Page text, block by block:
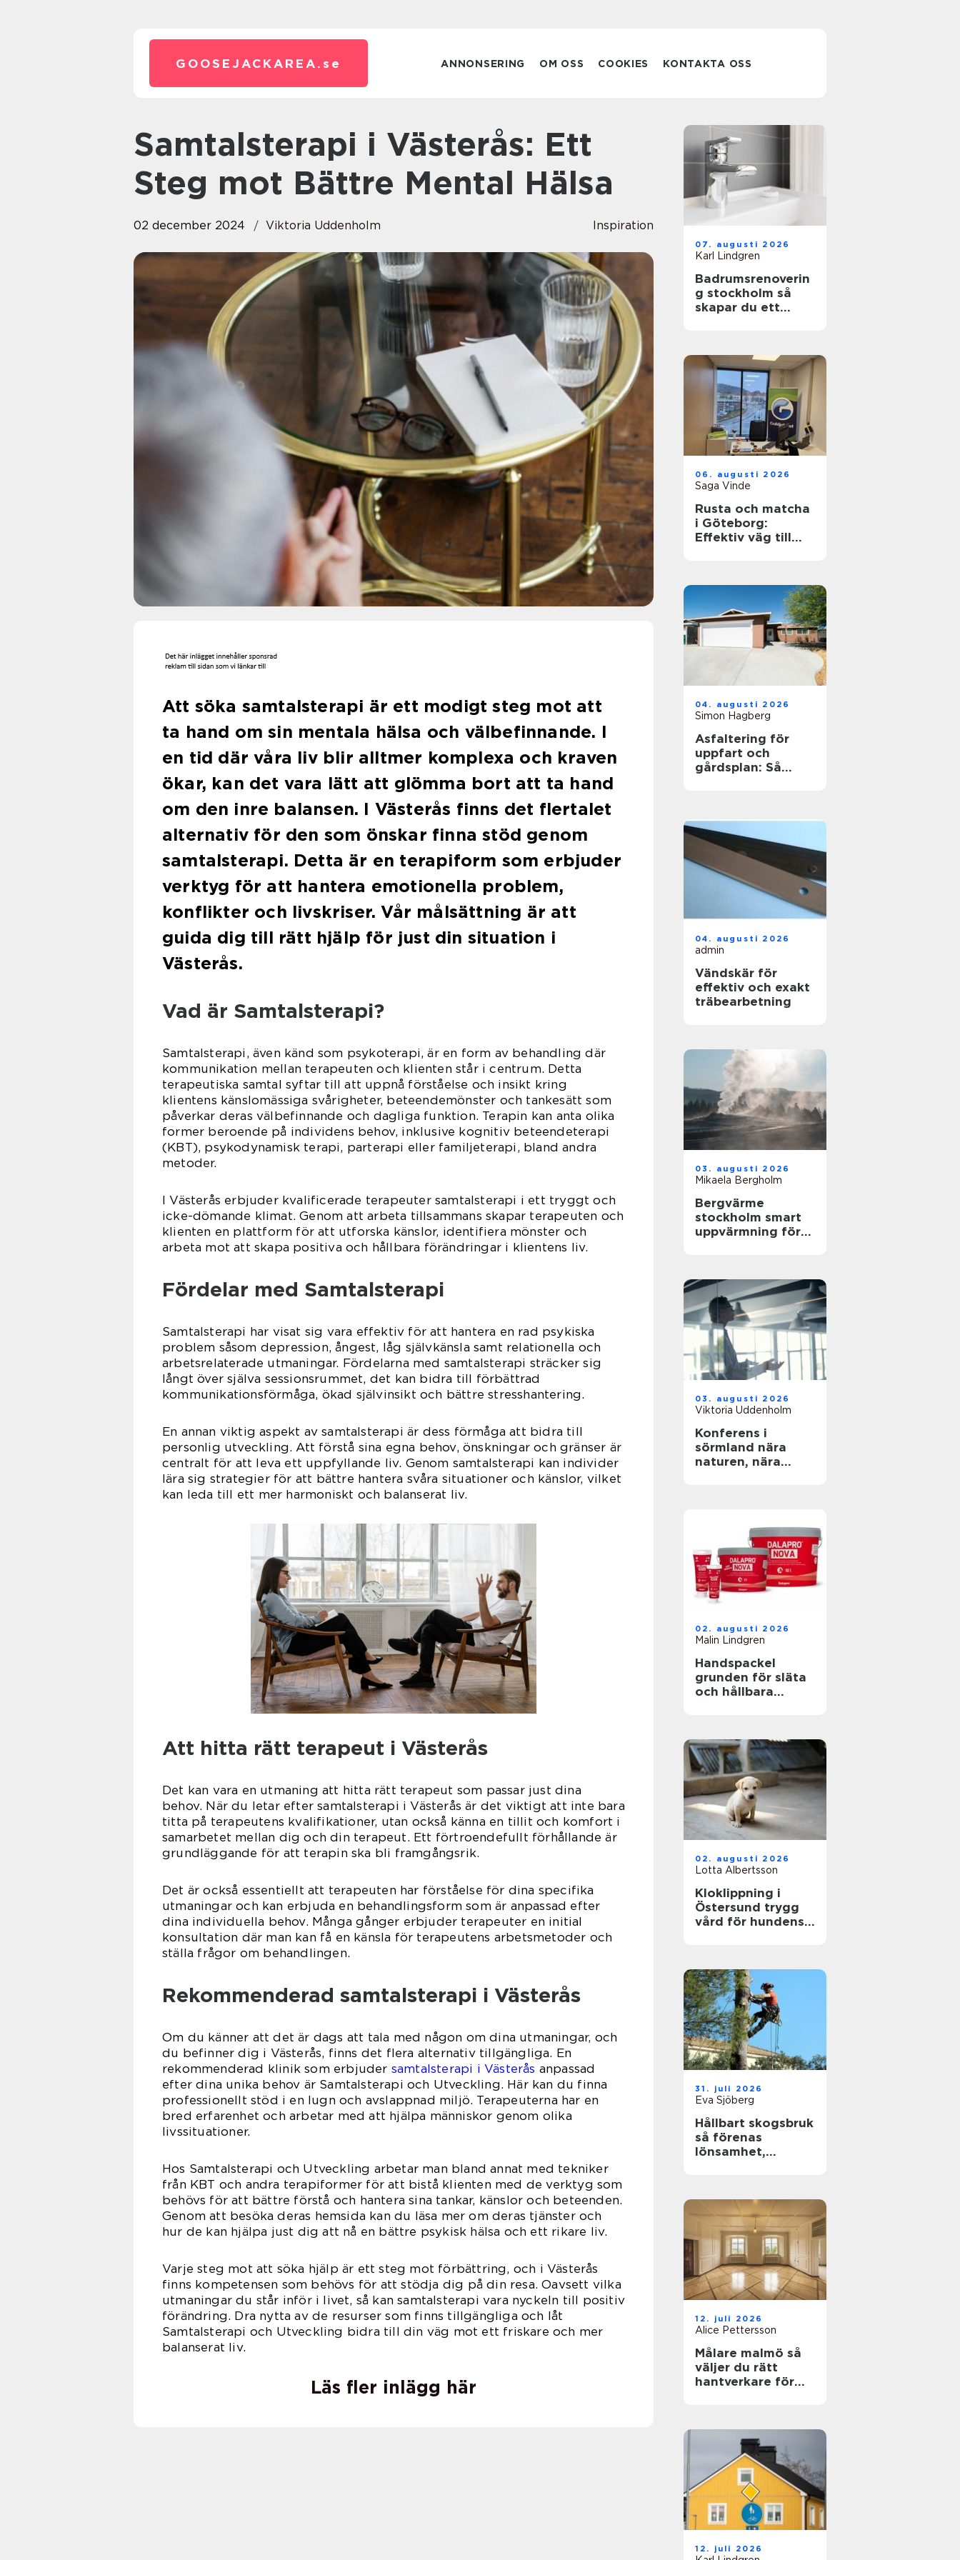
GOOSEJACKAREA. se ANNONSERING OM OSS COOKIES KONTAKTA OSS
Samtalsterapi i Västerås: Ett
Steg mot Bättre Mental Hälsa
02 december 2024 Viktoria Uddenholm Inspiration
Att söka samtalsterapi är ett modigt steg mot att
ta hand om sin mentala hälsa och välbefinnande. I
en tid där våra liv blir alltmer komplexa och kraven
ökar, kan det vara lätt att glömma bort att ta hand
om den inre balansen. I Västerås finns det flertalet
alternativ för den som önskar finna stöd genom
samtalsterapi. Detta är en terapiform som erbjuder
verktyg för att hantera emotionella problem,
konflikter och livskriser. Vår målsättning är att
guida dig till rätt hjälp för just din situation i
Västerås.
Vad är Samtalsterapi?
Samtalsterapi, även känd som psykoterapi, är en form av behandling där
kommunikation mellan terapeuten och klienten står i centrum. Detta
terapeutiska samtal syftar till att uppnå förståelse och insikt kring
klientens känslomässiga svårigheter, beteendemönster och tankesätt som
påverkar deras välbefinnande och dagliga funktion. Terapin kan anta olika
former beroende på individens behov, inklusive kognitiv beteendeterapi
(KBT), psykodynamisk terapi, parterapi eller familjeterapi, bland andra
metoder.
I Västerås erbjuder kvalificerade terapeuter samtalsterapi i ett tryggt och
icke-dömande klimat. Genom att arbeta tillsammans skapar terapeuten och
klienten en plattform för att utforska känslor, identifiera mönster och
arbeta mot att skapa positiva och hållbara förändringar i klientens liv.
Fördelar med Samtalsterapi
Samtalsterapi har visat sig vara effektiv för att hantera en rad psykiska
problem såsom depression, ångest, låg självkänsla samt relationella och
arbetsrelaterade utmaningar. Fördelarna med samtalsterapi sträcker sig
långt över själva sessionsrummet, det kan bidra till förbättrad
kommunikationsförmåga, ökad självinsikt och bättre stresshantering.
En annan viktig aspekt av samtalsterapi är dess förmåga att bidra till
personlig utveckling. Att förstå sina egna behov, önskningar och gränser är
centralt för att leva ett uppfyllande liv. Genom samtalsterapi kan individer
lära sig strategier för att bättre hantera svåra situationer och känslor, vilket
kan leda till ett mer harmoniskt och balanserat liv.
Att hitta rätt terapeut i Västerås
Det kan vara en utmaning att hitta rätt terapeut som passar just dina
behov. När du letar efter samtalsterapi i Västerås är det viktigt att inte bara
titta på terapeutens kvalifikationer, utan också känna en tillit och komfort i
samarbetet mellan dig och din terapeut. Ett förtroendefullt förhållande är
grundläggande för att terapin ska bli framgångsrik.
Det är också essentiellt att terapeuten har förståelse för dina specifika
utmaningar och kan erbjuda en behandlingsform som är anpassad efter
dina individuella behov. Många gånger erbjuder terapeuter en initial
konsultation där man kan få en känsla för terapeutens arbetsmetoder och
ställa frågor om behandlingen.
Rekommenderad samtalsterapi i Västerås
Om du känner att det är dags att tala med någon om dina utmaningar, och
du befinner dig i Västerås, finns det flera alternativ tillgängliga. En
rekommenderad klinik som erbjuder samtalsterapi i Västerås anpassad
efter dina unika behov är Samtalsterapi och Utveckling. Här kan du finna
professionellt stöd i en lugn och avslappnad miljö. Terapeuterna har en
bred erfarenhet och arbetar med att hjälpa människor genom olika
livssituationer.
Hos Samtalsterapi och Utveckling arbetar man bland annat med tekniker
från KBT och andra terapiformer för att bistå klienten med de verktyg som
behövs för att bättre förstå och hantera sina tankar, känslor och beteenden.
Genom att besöka deras hemsida kan du läsa mer om deras tjänster och
hur de kan hjälpa just dig att nå en bättre psykisk hälsa och ett rikare liv.
Varje steg mot att söka hjälp är ett steg mot förbättring, och i Västerås
finns kompetensen som behövs för att stödja dig på din resa. Oavsett vilka
utmaningar du står inför i livet, så kan samtalsterapi vara nyckeln till positiv
förändring. Dra nytta av de resurser som finns tillgängliga och låt
Samtalsterapi och Utveckling bidra till din väg mot ett friskare och mer
balanserat liv.
Läs fler inlägg här
07. augusti 2026
Karl Lindgren
Badrumsrenoverin
g stockholm så
skapar du ett
06. augusti 2026
Saga Vinde
Rusta och matcha
i Göteborg:
Effektiv väg till
04. augusti 2026
Simon Hagberg
Asfaltering för
uppfart och
gårdsplan: Så
04. augusti 2026
admin
Vändskär för
effektiv och exakt
träbearbetning
03. augusti 2026
Mikaela Bergholm
Bergvärme
stockholm smart
uppvärmning för
03. augusti 2026
Viktoria Uddenholm
Konferens i
sörmland nära
naturen, nära
02. augusti 2026
Malin Lindgren
Handspackel
grunden för släta
och hållbara
02. augusti 2026
Lotta Albertsson
Kloklippning i
Östersund trygg
vård för hundens
31. juli 2026
Eva Sjöberg
Hållbart skogsbruk
så förenas
lönsamhet,
12. juli 2026
Alice Pettersson
Målare malmö så
väljer du rätt
hantverkare för
12. juli 2026